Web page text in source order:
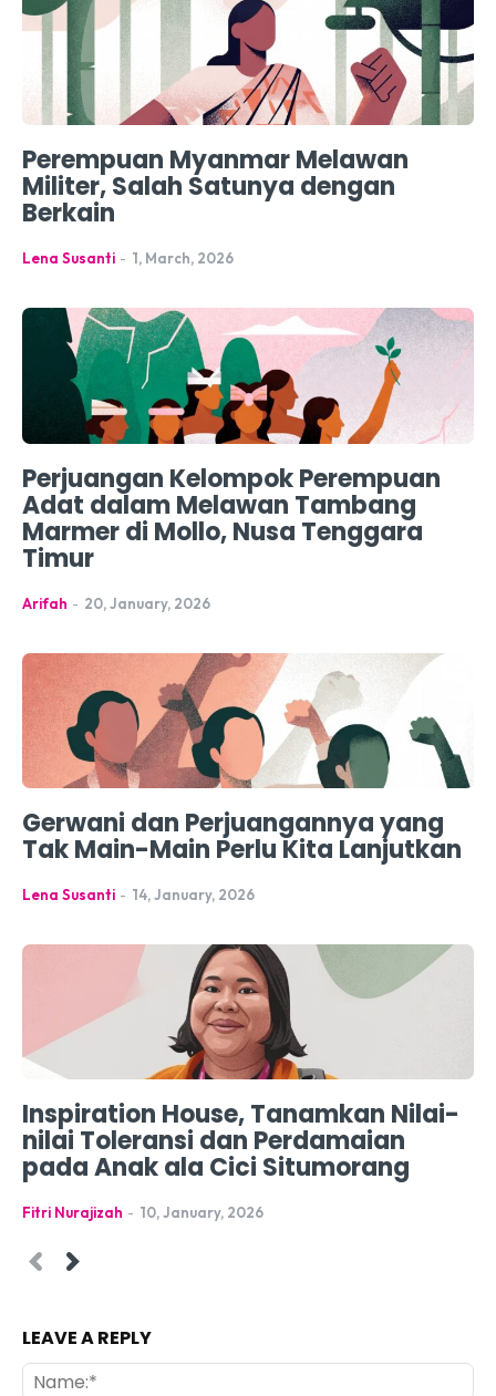
Perempuan Myanmar Melawan
Militer, Salah Satunya dengan
Berkain
Lena Susanti - 1, March, 2026
Perjuangan Kelompok Perempuan
Adat dalam Melawan Tambang
Marmer di Mollo, Nusa Tenggara
Timur
Arifah - 20, January, 2026
Gerwani dan Perjuangannya yang
Tak Main-Main Perlu Kita Lanjutkan
Lena Susanti - 14, January, 2026
Inspiration House, Tanamkan Nilai-
nilai Toleransi dan Perdamaian
pada Anak ala Cici Situmorang
Fitri Nurajizah - 10, January, 2026
LEAVE A REPLY